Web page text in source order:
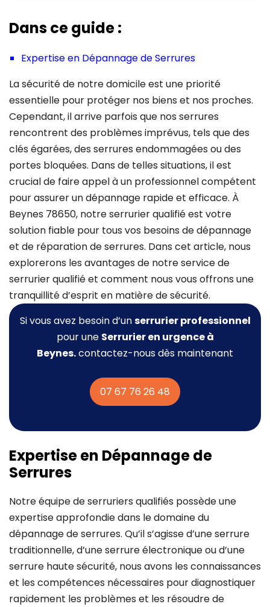
Dans ce guide :
Expertise en Dépannage de Serrures
La sécurité de notre domicile est une priorité
essentielle pour protéger nos biens et nos proches.
Cependant, il arrive parfois que nos serrures
rencontrent des problèmes imprévus, tels que des
clés égarées, des serrures endommagées ou des
portes bloquées. Dans de telles situations, il est
crucial de faire appel à un professionnel compétent
pour assurer un dépannage rapide et efficace. À
Beynes 78650, notre serrurier qualifié est votre
solution fiable pour tous vos besoins de dépannage
et de réparation de serrures. Dans cet article, nous
explorerons les avantages de notre service de
serrurier qualifié et comment nous vous offrons une
tranquillité d’esprit en matière de sécurité.
Si vous avez besoin d’unserrurier professionnel
pour une Serrurieren urgence à
Beynes.contactez-nous dès maintenant
07 67 76 26 48
Expertise en Dépannage de
Serrures
Notre équipe de serruriers qualifiés possède une
expertise approfondie dans le domaine du
dépannage de serrures. Qu’il s’agisse d’une serrure
traditionnelle, d’une serrure électronique ou d’une
serrure haute sécurité, nous avons les connaissances
et les compétences nécessaires pour diagnostiquer
rapidement les problèmes et les résoudre de